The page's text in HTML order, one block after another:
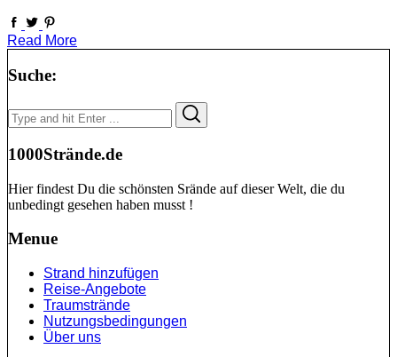
Read More
Suche:
Search
for:
1000Strände.de
Hier findest Du die schönsten Srände auf dieser Welt, die du
unbedingt gesehen haben musst !
Menue
Strand hinzufügen
Reise-Angebote
Traumstrände
Nutzungsbedingungen
Über uns